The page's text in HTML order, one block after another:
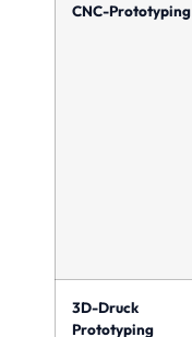
CNC-Prototyping
3D-Druck
Prototyping